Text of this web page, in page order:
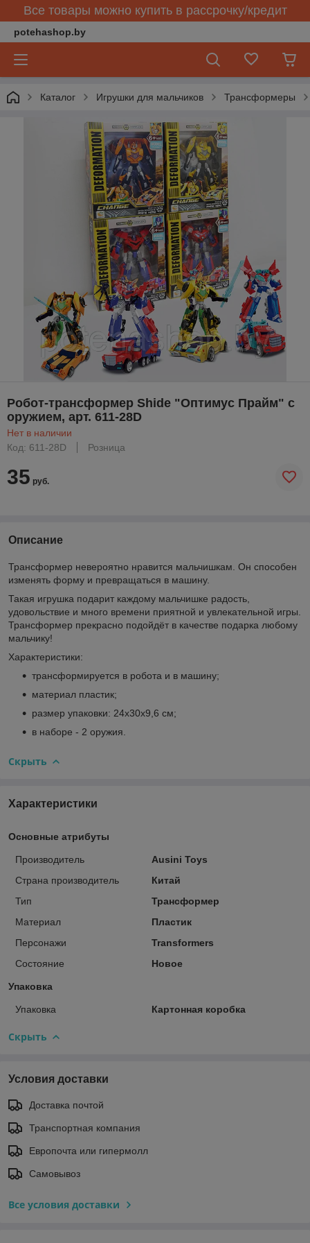
Все товары можно купить в рассрочку/кредит
potehashop.by
Каталог Игрушки для мальчиков Трансформеры
Робот-трансформер Shide "Оптимус Прайм" с
оружием, арт. 611-28D
Нет в наличии
Код: 611-28D
Розница
35 руб.
Описание
Трансформер невероятно нравится мальчишкам. Он способен
изменять форму и превращаться в машину.
Такая игрушка подарит каждому мальчишке радость,
удовольствие и много времени приятной и увлекательной игры.
Трансформер прекрасно подойдёт в качестве подарка любому
мальчику!
Характеристики:
трансформируется в робота и в машину;
материал пластик;
размер упаковки: 24х30х9,6 см;
в наборе - 2 оружия.
Скрыть
Характеристики
Основные атрибуты
Производитель
Ausini Toys
Страна производитель
Китай
Тип
Трансформер
Материал
Пластик
Персонажи
Transformers
Состояние
Новое
Упаковка
Упаковка Картонная коробка
Скрыть
Условия доставки
Доставка почтой
Транспортная компания
Европочта или гипермолл
Самовывоз
Все условия доставки